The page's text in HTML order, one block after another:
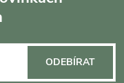
ODEBÍRAT